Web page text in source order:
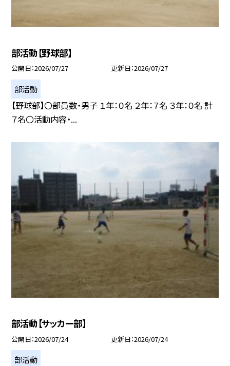
部活動【野球部】
公開日 2026/07/27 更新日 2026/07/27
部活動
【野球部】〇部員数・男子 １年：０名 ２年：７名 ３年：０名 計
７名〇活動内容・...
部活動【サッカー部】
公開日 2026/07/24 更新日 2026/07/24
部活動